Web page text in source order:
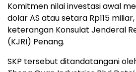
Komitmen nilai investasi awal
dolar AS atau setara Rp115
keterangan Konsulat Jenderal
(KJRI) Penang.
SKP tersebut ditandatangani